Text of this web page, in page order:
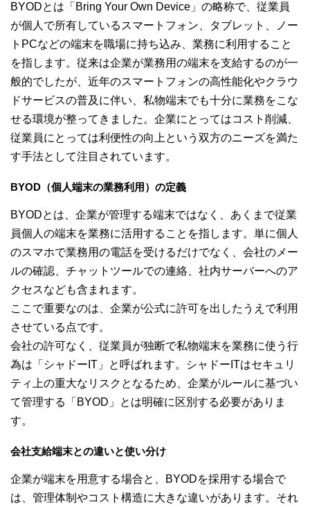
BYODとは「Bring Your Own Device」の略称で、従業員
が個人で所有しているスマートフォン、タブレット、ノー
トPCなどの端末を職場に持ち込み、業務に利用すること
を指します。従来は企業が業務用の端末を支給するのが一
般的でしたが、近年のスマートフォンの高性能化やクラウ
ドサービスの普及に伴い、私物端末でも十分に業務をこな
せる環境が整ってきました。企業にとってはコスト削減、
従業員にとっては利便性の向上という双方のニーズを満た
す手法として注目されています。
BYOD（個人端末の業務利用）の定義
BYODとは、企業が管理する端末ではなく、あくまで従業
員個人の端末を業務に活用することを指します。単に個人
のスマホで業務用の電話を受けるだけでなく、会社のメー
ルの確認、チャットツールでの連絡、社内サーバーへのア
クセスなども含まれます。
ここで重要なのは、企業が公式に許可を出したうえで利用
させている点です。
会社の許可なく、従業員が独断で私物端末を業務に使う行
為は「シャドーIT」と呼ばれます。シャドーITはセキュリ
ティ上の重大なリスクとなるため、企業がルールに基づい
て管理する「BYOD」とは明確に区別する必要がありま
す。
会社支給端末との違いと使い分け
企業が端末を用意する場合と、BYODを採用する場合で
は、管理体制やコスト構造に大きな違いがあります。それ